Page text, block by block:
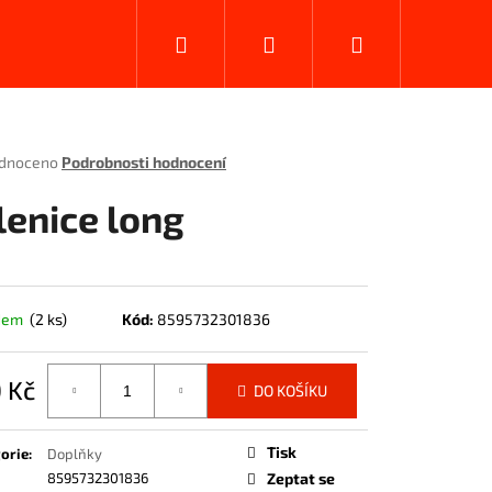
Hledat PřihlášeníNákupní
Podrobnosti hodnocení
long
(2 ks) Kód: 8595732301836
Kč DO KOŠÍKU
:
Doplňky
8595732301836
Tisk
Zeptat se